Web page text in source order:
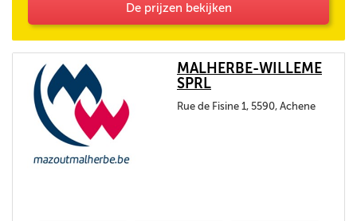
De prijzen bekijken
MALHERBE-WILLEME
SPRL
Rue de Fisine 1, 5590, Achene